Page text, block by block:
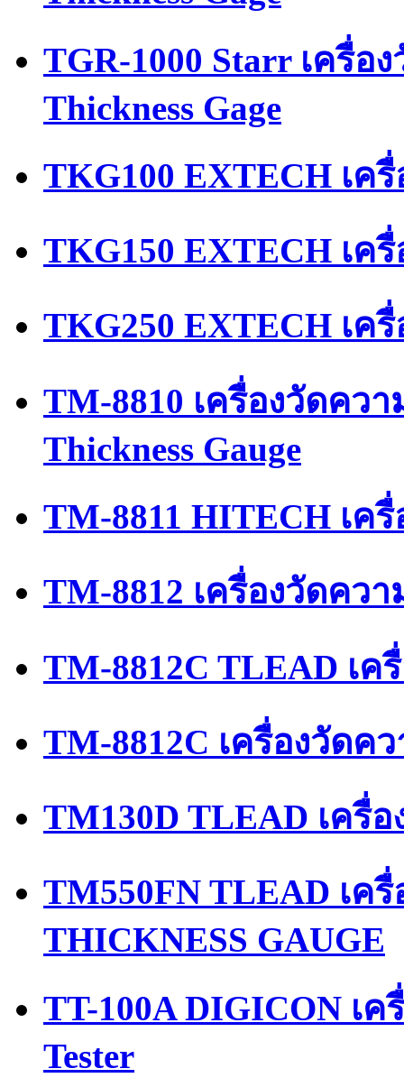
TGR-1000 Starr เครื่อ
Thickness Gage
TKG100 EXTECH เค
TKG150 EXTECH เค
TKG250 EXTECH เค
TM-8810 เครื่องวัดคว
Thickness Gauge
TM-8811 HITECH เค
TM-8812 เครื่องวัดคว
TM-8812C TLEAD เ
TM-8812C เครื่องวัดค
TM130D TLEAD เครื่
TM550FN TLEAD เค
THICKNESS GAUGE
TT-100A DIGICON เ
Tester